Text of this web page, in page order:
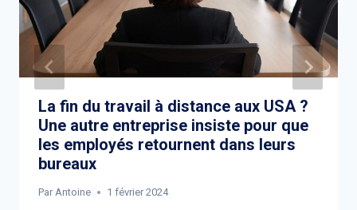
La fin du travail à distance aux USA ?
Une autre entreprise insiste pour que
les employés retournent dans leurs
bureaux
Par Antoine 1 février 2024